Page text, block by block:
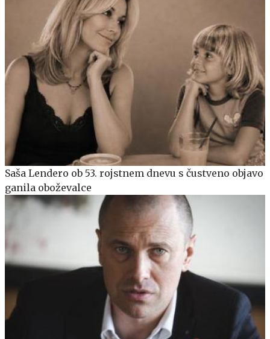
Saša Lendero ob 53. rojstnem dnevu s čustveno objavo
ganila oboževalce